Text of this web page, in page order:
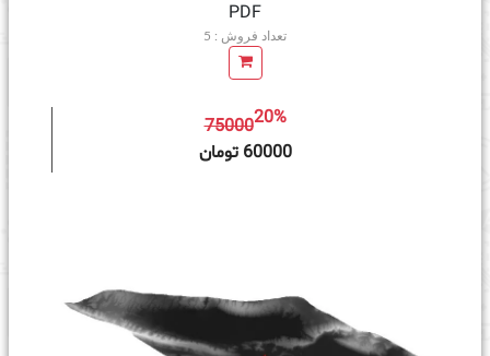
PDF
تعداد فروش : 5
7500020%
60000 تومان